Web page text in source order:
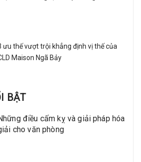
ưu thế vượt trội khẳng định vị thế của
Maison Ngã Bảy
BẬT
điều cấm kỵ và giải pháp hóa
cho văn phòng